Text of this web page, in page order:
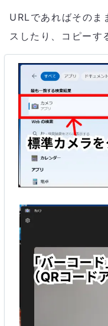
URLであればそのま
スしたり、コピーす